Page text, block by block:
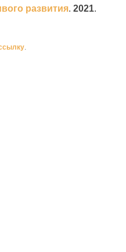
развития. 2021.
.